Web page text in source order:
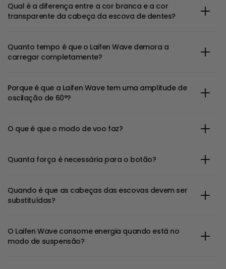
Qual é a diferença entre a cor branca e a cor
transparente da cabeça da escova de dentes?
Quanto tempo é que o Laifen Wave demora a
carregar completamente?
Porque é que a Laifen Wave tem uma amplitude de
oscilação de 60°?
O que é que o modo de voo faz?
Quanta força é necessária para o botão?
Quando é que as cabeças das escovas devem ser
substituídas?
O Laifen Wave consome energia quando está no
modo de suspensão?